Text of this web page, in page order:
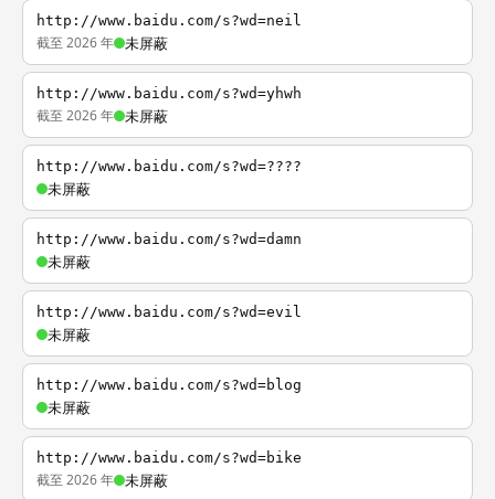
http://www.baidu.com/s?wd=neil
截至 2026 年 未屏蔽
http://www.baidu.com/s?wd=yhwh
截至 2026 年 未屏蔽
http://www.baidu.com/s?wd=????
未屏蔽
http://www.baidu.com/s?wd=damn
未屏蔽
http://www.baidu.com/s?wd=evil
未屏蔽
http://www.baidu.com/s?wd=blog
未屏蔽
http://www.baidu.com/s?wd=bike
截至 2026 年 未屏蔽